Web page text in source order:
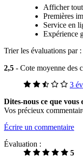
Afficher
Premières
Service en
Expérience
Trier les évaluations par :
2,5 - Cote moyenne des
3
Dites-nous ce que vous
Vos précieux
Écrire un commentaire
Évaluation :
5